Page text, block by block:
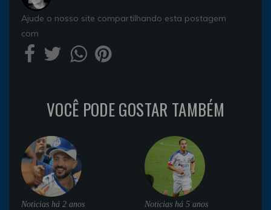
Ajude o nosso site compartilhando esta postagem
com
VOCÊ PODE GOSTAR TAMBÉM
Noticias há 2 anos Noticias há 5 anos